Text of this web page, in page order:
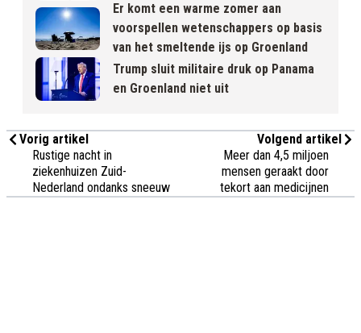
Er komt een warme zomer aan
voorspellen wetenschappers op basis
van het smeltende ijs op Groenland
Trump sluit militaire druk op Panama
en Groenland niet uit
Vorig artikel
Rustige nacht in
ziekenhuizen Zuid-
Nederland ondanks sneeuw
Volgend artikel
Meer dan 4,5 miljoen
mensen geraakt door
tekort aan medicijnen